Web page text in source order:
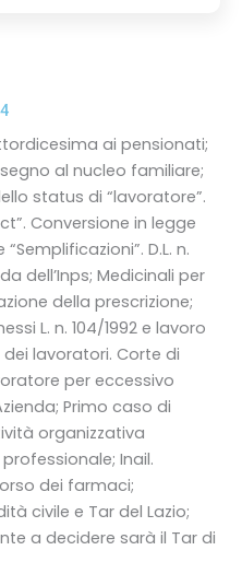
ai pensionati;
al nucleo familiare;
status di “lavoratore”.
Conversione in legge
D.L. n.
dell’Inps; Medicinali per
della prescrizione;
L. n. 104/1992 e lavoro
lavoratori. Corte di
per eccessivo
Primo caso di
organizzativa
Inail.
dei farmaci;
civile e Tar del Lazio;
a decidere sarà il Tar di